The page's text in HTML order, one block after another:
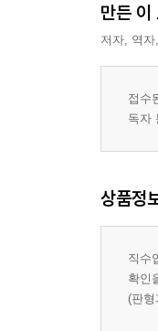
만든 이
저자, 역
접수
독자
상품정
직수
확인
(판